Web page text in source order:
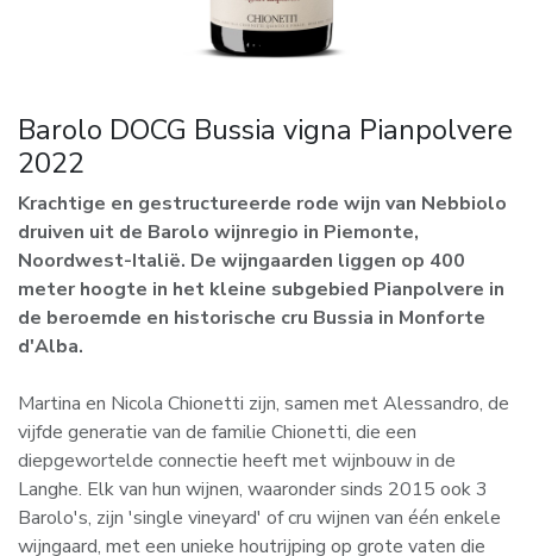
Barolo DOCG Bussia vigna Pianpolvere
2022
Krachtige en gestructureerde rode wijn van Nebbiolo
druiven uit de Barolo wijnregio in Piemonte,
Noordwest-Italië. De wijngaarden liggen op 400
meter hoogte in het kleine subgebied Pianpolvere in
de beroemde en historische cru Bussia in Monforte
d'Alba.
Martina en Nicola Chionetti zijn, samen met Alessandro, de
vijfde generatie van de familie Chionetti, die een
diepgewortelde connectie heeft met wijnbouw in de
Langhe. Elk van hun wijnen, waaronder sinds 2015 ook 3
Barolo's, zijn 'single vineyard' of cru wijnen van één enkele
wijngaard, met een unieke houtrijping op grote vaten die